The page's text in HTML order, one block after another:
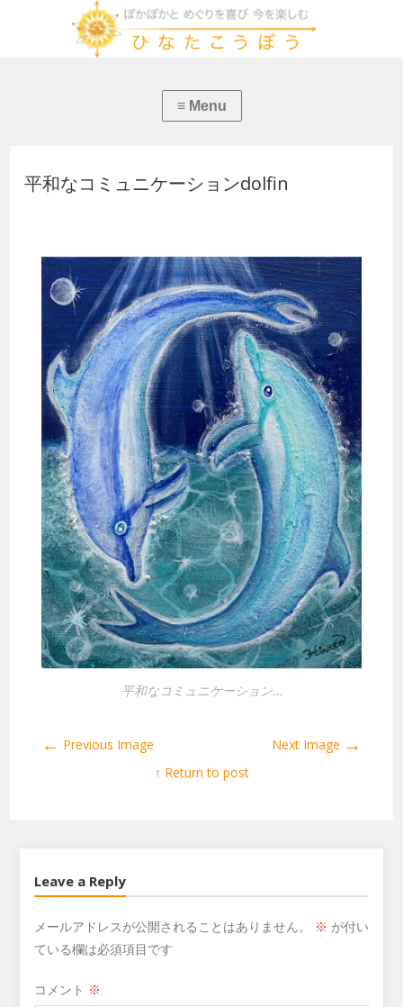
平和なコミュニケーションdolfin
平和なコミュニケーション…
← Previous Image Next Image →
↑ Return to post
Leave a Reply
メールアドレスが公開されることはありません。 ※ が付い
ている欄は必須項目です
コメント ※